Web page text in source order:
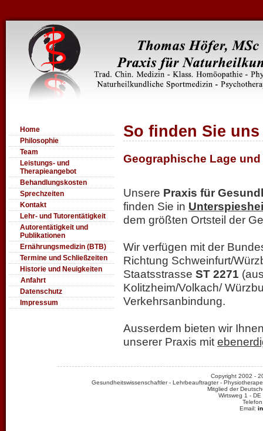
Home
Philosophie
Team
Leistungs- und
Therapieangebot
Behandlungskosten
Sprechzeiten
Kontakt
Lehr- und Tutorentätigkeit
Autorentätigkeit und
Publikationen
Ernährungsmedizin (BTB)
Termine und Schließzeiten
Historie und Neuigkeiten
Anfahrt
Datenschutz
Impressum
So finden Sie uns
Geographische Lage
Unsere Praxis für
finden Sie in
dem größten Ortsteil der
Wir verfügen mit der
Richtung Schweinfurt/
Staatsstrasse ST 2271
Kolitzheim/Volkach/
Verkehrsanbindung.
Ausserdem bieten wir
unserer Praxis mit
Copyright 2002 -
Gesundheitswissenschaftler - Lehrbeauftragter -
Mitglied der
Wirtsweg 1 -
Email: